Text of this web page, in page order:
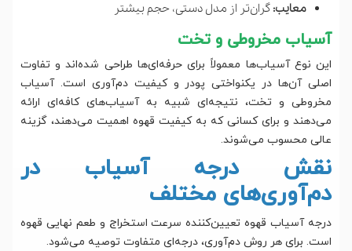
معایب: گران‌تر از مدل دستی، حجم بیشتر
آسیاب مخروطی و تخت
این نوع آسیاب‌ها معمولاً برای حرفه‌ای‌ها طراحی شده‌اند و تفاوت
اصلی آن‌ها در یکنواختی پودر و کیفیت دم‌آوری است. آسیاب
مخروطی و تخت، نتیجه‌ای شبیه به آسیاب‌های کافه‌ای ارائه
می‌دهند و برای کسانی که به کیفیت قهوه اهمیت می‌دهند، گزینه
عالی محسوب می‌شوند.
نقش درجه آسیاب در
دم‌آوری‌های مختلف
درجه آسیاب قهوه تعیین‌کننده سرعت استخراج و طعم نهایی قهوه
است. برای هر روش دم‌آوری، درجه‌ای متفاوت توصیه می‌شود.